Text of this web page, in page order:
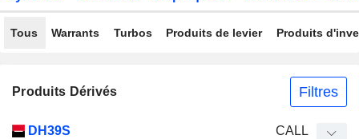
Tous Warrants Turbos Produits de levier Produits
Produits Dérivés Filtres
DH39S CALL